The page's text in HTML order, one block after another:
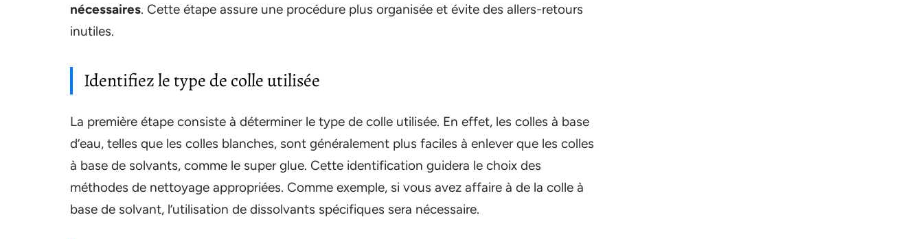
nécessaires. Cette étape assure une procédure plus organisée et évite des allers-retours
inutiles.
Identifiez le type de colle utilisée
La première étape consiste à déterminer le type de colle utilisée. En effet, les colles à base
d’eau, telles que les colles blanches, sont généralement plus faciles à enlever que les colles
à base de solvants, comme le super glue. Cette identification guidera le choix des
méthodes de nettoyage appropriées. Comme exemple, si vous avez affaire à de la colle à
base de solvant, l’utilisation de dissolvants spécifiques sera nécessaire.